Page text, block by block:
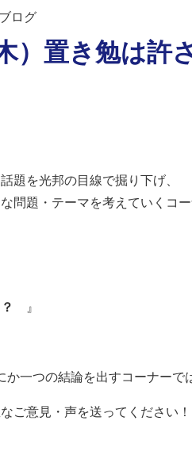
ログ
）置き勉は許
題を光邦の目線で掘り下げ、
問題・テーマを考えていくコー
？ 』
か一つの結論を出すコーナーで
ご意見・声を送ってください！